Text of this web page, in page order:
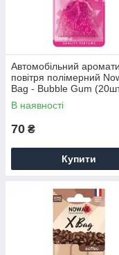
Автомобільний
повітря полімерний
Bag - Bubble Gum
В наявності
70 ₴
Купити